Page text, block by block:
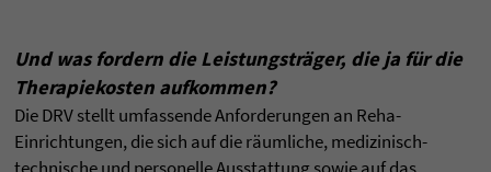
Und was fordern die Leistungsträger, die ja für die
Therapiekosten aufkommen?
Die DRV stellt umfassende Anforderungen an Reha-
Einrichtungen, die sich auf die räumliche, medizinisch-